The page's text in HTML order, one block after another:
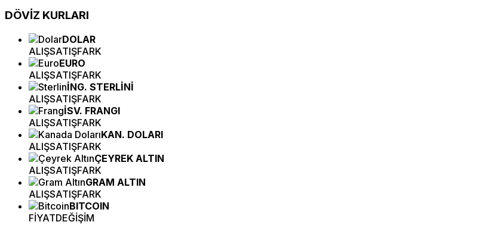
DÖVİZ KURLARI
DOLAR
ALIŞSATIŞFARK
EURO
ALIŞSATIŞFARK
İNG. STERLİNİ
ALIŞSATIŞFARK
İSV. FRANGI
ALIŞSATIŞFARK
KAN. DOLARI
ALIŞSATIŞFARK
ÇEYREK ALTIN
ALIŞSATIŞFARK
GRAM ALTIN
ALIŞSATIŞFARK
BITCOIN
FİYATDEĞİŞİM